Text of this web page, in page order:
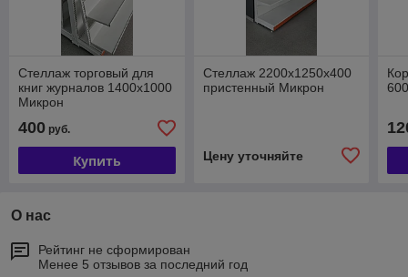
Стеллаж торговый для
книг журналов 1400х1000
Микрон
400 руб.
Купить
Стеллаж 2200х1250х400
пристенный Микрон
Цену уточняйте
О нас
Рейтинг не сформирован
Менее 5 отзывов за последний год